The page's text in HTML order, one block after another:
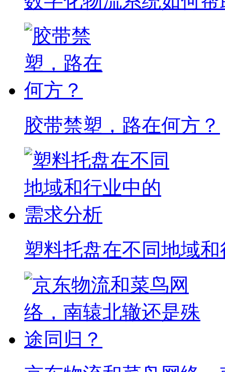
胶带禁塑，路在何方？
塑料托盘在不同地域